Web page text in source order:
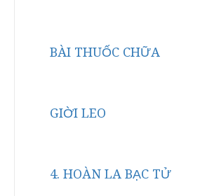
BÀI THUỐC CHỮA
GIỜI LEO
4. HOÀN LA BẠC TỬ